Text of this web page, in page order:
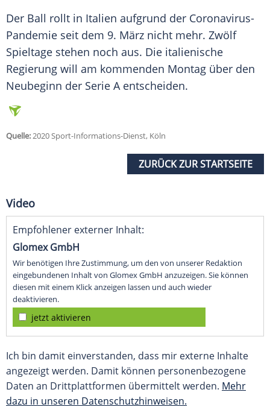
Der Ball rollt in Italien aufgrund der Coronavirus-
Pandemie seit dem 9. März nicht mehr. Zwölf
Spieltage stehen noch aus. Die italienische
Regierung will am kommenden Montag über den
Neubeginn der Serie A entscheiden.
Quelle:2020 Sport-Informations-Dienst, Köln
ZURÜCK ZUR STARTSEITE
Video
Empfohlener externer Inhalt:
Glomex GmbH
Wir benötigen Ihre Zustimmung, um den von unserer Redaktion
eingebundenen Inhalt von Glomex GmbH anzuzeigen. Sie können
diesen mit einem Klick anzeigen lassen und auch wieder
deaktivieren.
jetzt aktivieren
Ich bin damit einverstanden, dass mir externe Inhalte
angezeigt werden. Damit können personenbezogene
Daten an Drittplattformen übermittelt werden. Mehr
dazu in unseren Datenschutzhinweisen.